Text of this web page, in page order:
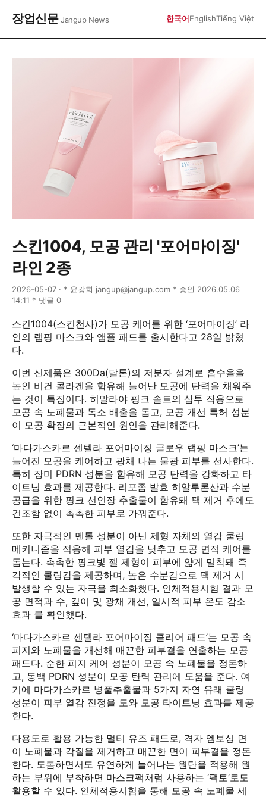
장업신문Jangup News 한국어EnglishTiếng Việt
스킨1004, 모공 관리 '포어마이징'
라인 2종
2026-05-07 · * 윤강희 jangup@jangup.com * 승인 2026.05.06
14:11 * 댓글 0
스킨1004(스킨천사)가 모공 케어를 위한 ‘포어마이징’ 라
인의 랩핑 마스크와 앰플 패드를 출시한다고 28일 밝혔
다.
이번 신제품은 300Da(달톤)의 저분자 설계로 흡수율을
높인 비건 콜라겐을 함유해 늘어난 모공에 탄력을 채워주
는 것이 특징이다. 히말라야 핑크 솔트의 삼투 작용으로
모공 속 노폐물과 독소 배출을 돕고, 모공 개선 특허 성분
이 모공 확장의 근본적인 원인을 관리해준다.
‘마다가스카르 센텔라 포어마이징 글로우 랩핑 마스크’는
늘어진 모공을 케어하고 광채 나는 물광 피부를 선사한다.
특히 장미 PDRN 성분을 함유해 모공 탄력을 강화하고 타
이트닝 효과를 제공한다. 리포좀 발효 히알루론산과 수분
공급을 위한 핑크 선인장 추출물이 함유돼 팩 제거 후에도
건조함 없이 촉촉한 피부로 가꿔준다.
또한 자극적인 멘톨 성분이 아닌 제형 자체의 열감 쿨링
메커니즘을 적용해 피부 열감을 낮추고 모공 면적 케어를
돕는다. 촉촉한 핑크빛 젤 제형이 피부에 얇게 밀착돼 즉
각적인 쿨링감을 제공하며, 높은 수분감으로 팩 제거 시
발생할 수 있는 자극을 최소화했다. 인체적용시험 결과 모
공 면적과 수, 깊이 및 광채 개선, 일시적 피부 온도 감소
효과 를 확인했다.
‘마다가스카르 센텔라 포어마이징 클리어 패드’는 모공 속
피지와 노폐물을 개선해 매끈한 피부결을 연출하는 모공
패드다. 순한 피지 케어 성분이 모공 속 노폐물을 정돈하
고, 동백 PDRN 성분이 모공 탄력 관리에 도움을 준다. 여
기에 마다가스카르 병풀추출물과 5가지 자연 유래 쿨링
성분이 피부 열감 진정을 도와 모공 타이트닝 효과를 제공
한다.
다용도로 활용 가능한 멀티 유즈 패드로, 격자 엠보싱 면
이 노폐물과 각질을 제거하고 매끈한 면이 피부결을 정돈
한다. 도톰하면서도 유연하게 늘어나는 원단을 적용해 원
하는 부위에 부착하면 마스크팩처럼 사용하는 ‘팩토’로도
활용할 수 있다. 인체적용시험을 통해 모공 속 노폐물 세